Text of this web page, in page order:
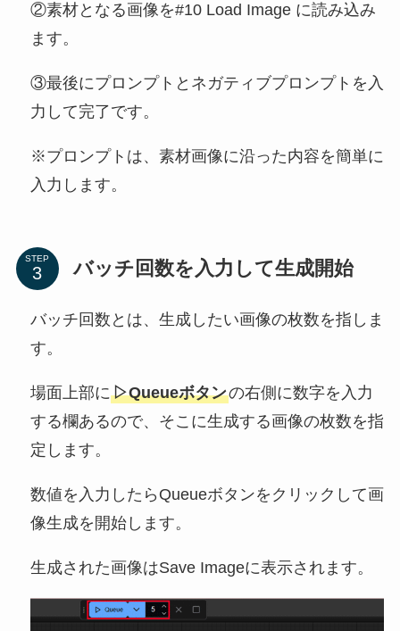
②素材となる画像を#10 Load Image に読み込み
ます。
③最後にプロンプトとネガティブプロンプトを入
力して完了です。
※プロンプトは、素材画像に沿った内容を簡単に
入力します。
STEP バッチ回数を入力して生成開始
バッチ回数とは、生成したい画像の枚数を指しま
す。
場面上部に▷Queueボタンの右側に数字を入力
する欄あるので、そこに生成する画像の枚数を指
定します。
数値を入力したらQueueボタンをクリックして画
像生成を開始します。
生成された画像はSave Imageに表示されます。